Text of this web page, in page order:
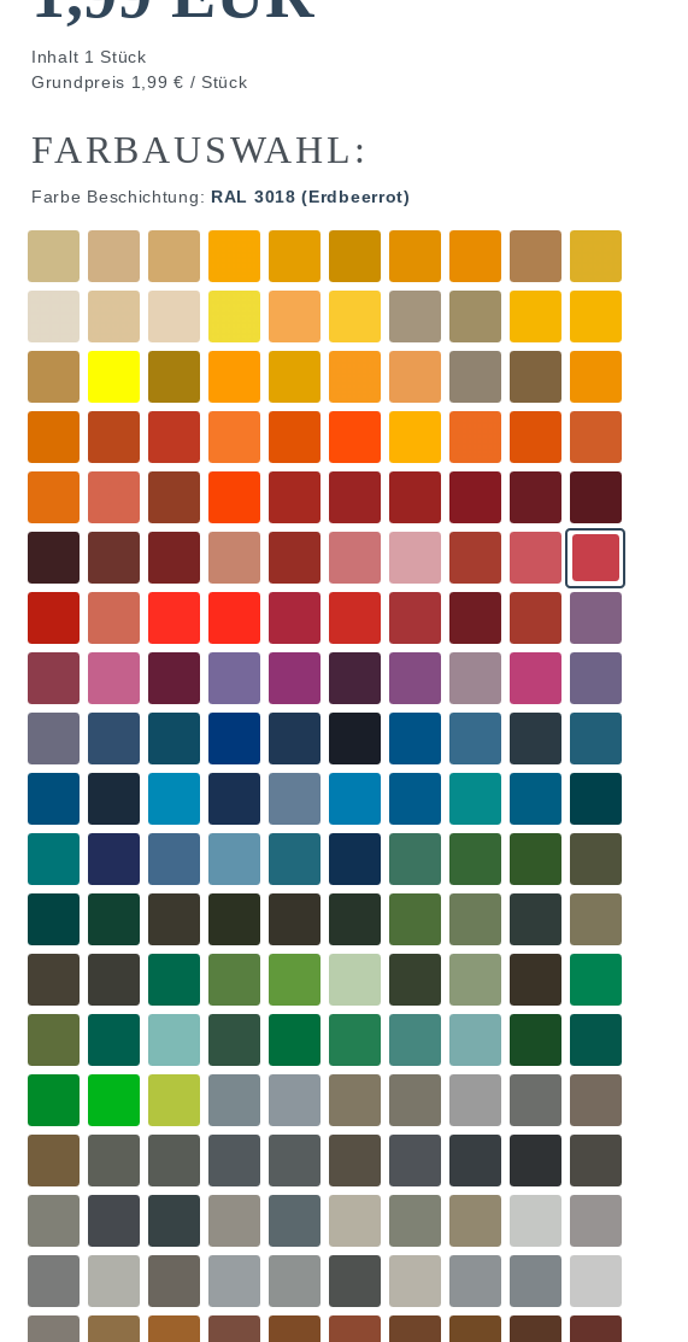
Inhalt 1 Stück
Grundpreis 1,99 € / Stück
FARBAUSWAHL:
Farbe Beschichtung: RAL 3018 (Erdbeerrot)